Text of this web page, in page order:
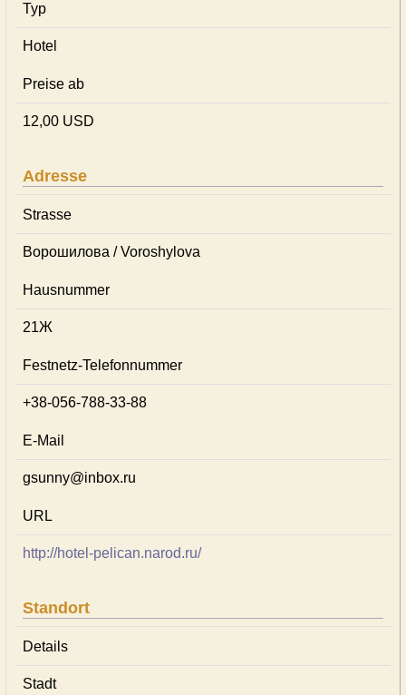
Typ
Hotel
Preise ab
12,00 USD
Adresse
Strasse
Ворошилова / Voroshylova
Hausnummer
21Ж
Festnetz-Telefonnummer
+38-056-788-33-88
E-Mail
gsunny@inbox.ru
URL
http://hotel-pelican.narod.ru/
Standort
Details
Stadt